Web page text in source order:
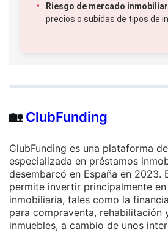
Riesgo de mercado
precios o subidas de tipos de
🏡 ClubFunding
ClubFunding es una plataforma
especializada en préstamos
desembarcó en España en 2023.
permite invertir principalmente
inmobiliaria, tales como la
para compraventa, rehabilitación
inmuebles, a cambio de unos